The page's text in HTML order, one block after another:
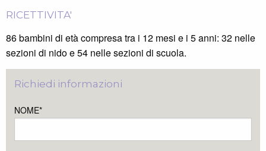
RICETTIVITA'
86 bambini di età compresa tra i 12 mesi e i 5 anni: 32 nelle
sezioni di nido e 54 nelle sezioni di scuola.
Richiedi informazioni
NOME*